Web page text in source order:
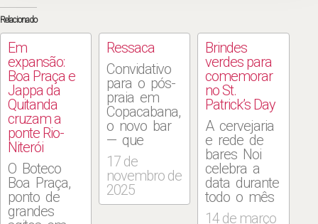
Relacionado
Em
expansão:
Boa Praça e
Jappa da
Quitanda
cruzam a
ponte Rio-
Niterói
O Boteco
Boa Praça,
ponto de
grandes
Ressaca
Convidativo
para o pós-
praia em
Copacabana,
o novo bar
— que
ocupa o
espaço onde
funcionava o
Otra —
17 de
novembro de
2025
Brindes
verdes para
comemorar
no St.
Patrick’s Day
A cervejaria
e rede de
bares Noi
celebra a
data durante
todo o mês
de março,
14 de março